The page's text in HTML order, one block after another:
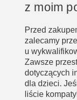
z moim
Przed
zalecamy
u
Zawsze
dotyczących
dla dzieci.
liście